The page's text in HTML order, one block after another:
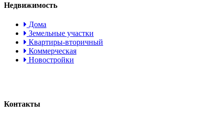
Недвижимость
Дома
Земельные участки
Квартиры-вторичный
Коммерческая
Новостройки
Контакты